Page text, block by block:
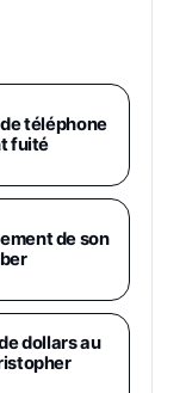
Smartphone
Go,
Inclus,
FR
téléphone
fuité
de son
dollars au